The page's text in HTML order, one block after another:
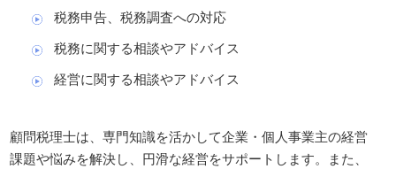
税務申告、税務調査への対応
税務に関する相談やアドバイス
経営に関する相談やアドバイス
顧問税理士は、専門知識を活かして企業・個人事業主の経営
課題や悩みを解決し、円滑な経営をサポートします。また、